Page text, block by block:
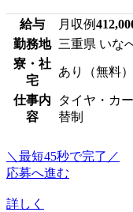
給与 月収例
勤務地
三重県 いな
寮・社
宅
あり（無料）
仕事内
容
タイヤ・カ
替制
＼最短45秒で完了／
応募へ進む
詳しく